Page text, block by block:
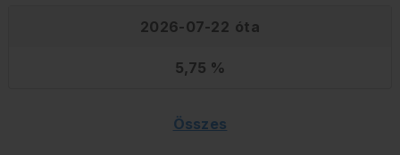
2026-07-22
5,75
Összes